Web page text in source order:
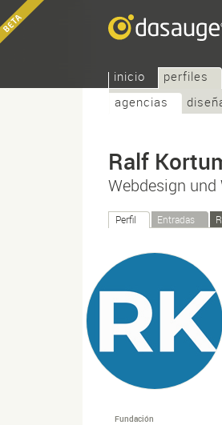
inicio
perfiles
agencias
Ralf
Webdesign
Perfil Entradas
Fundación